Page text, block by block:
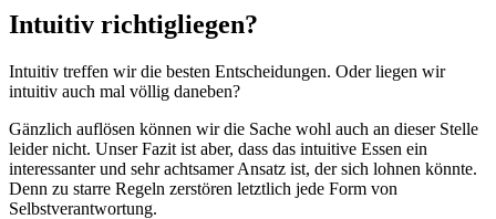
Intuitiv richtigliegen?
Intuitiv treffen wir die besten Entscheidungen. Oder liegen wir
intuitiv auch mal völlig daneben?
Gänzlich auflösen können wir die Sache wohl auch an dieser Stelle
leider nicht. Unser Fazit ist aber, dass das intuitive Essen ein
interessanter und sehr achtsamer Ansatz ist, der sich lohnen könnte.
Denn zu starre Regeln zerstören letztlich jede Form von
Selbstverantwortung.